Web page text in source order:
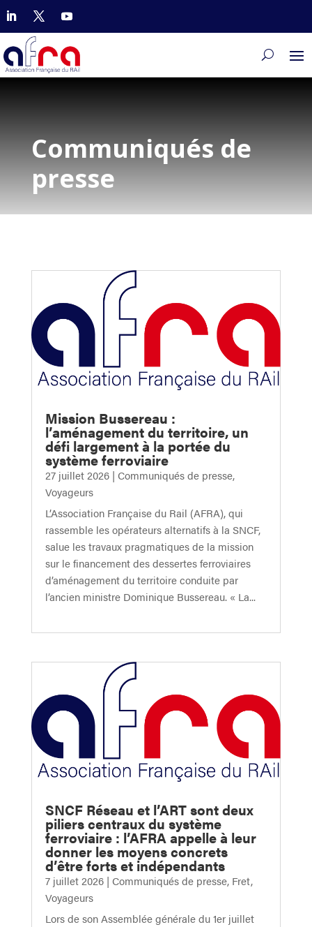
Communiqués de
presse
Mission Bussereau :
l’aménagement du territoire, un
défi largement à la portée du
système ferroviaire
27 juillet 2026| Communiqués de presse,
Voyageurs
L’Association Française du Rail (AFRA), qui
rassemble les opérateurs alternatifs à la SNCF,
salue les travaux pragmatiques de la mission
sur le financement des dessertes ferroviaires
d’aménagement du territoire conduite par
l’ancien ministre Dominique Bussereau. « La...
SNCF Réseau et l’ART sont deux
piliers centraux du système
ferroviaire : l’AFRA appelle à leur
donner les moyens concrets
d’être forts et indépendants
7 juillet 2026| Communiqués de presse, Fret,
Voyageurs
Lors de son Assemblée générale du 1er juillet